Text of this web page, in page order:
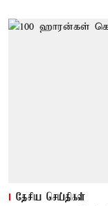
தேசிய செய்திகள்